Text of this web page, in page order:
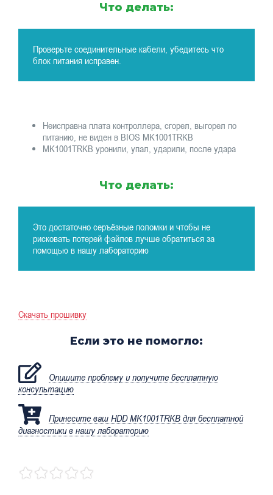
Что делать:
Проверьте соединительные кабели, убедитесь что
блок питания исправен.
Неисправна плата контроллера, сгорел, выгорел по
питанию, не виден в BIOS MK1001TRKB
MK1001TRKB уронили, упал, ударили, после удара
Что делать:
Это достаточно серъёзные поломки и чтобы не
рисковать потерей файлов лучше обратиться за
помощью в нашу лабораторию
Скачать прошивку
Если это не помогло:
Опишите проблему и получите бесплатную
консультацию
Принесите ваш HDD MK1001TRKB для бесплатной
диагностики в нашу лабораторию